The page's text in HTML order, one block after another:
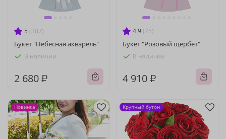
5 (307)
Букет "Небесная акварель"
В наличии
2 680 ₽
4.9 (75)
Букет "Розовый щербет"
В наличии
4 910 ₽
Новинка Крупный бутон